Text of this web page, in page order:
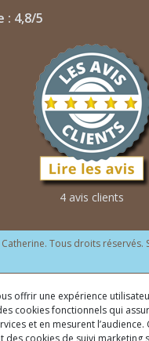
: 4,8/5
4 avis clients
Tous droits réservés.
offrir une expérience
cookies fonctionnels qui
et en mesurent
des cookies de suivi marketing